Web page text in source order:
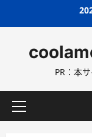
ス
ッ
PR：本
メ